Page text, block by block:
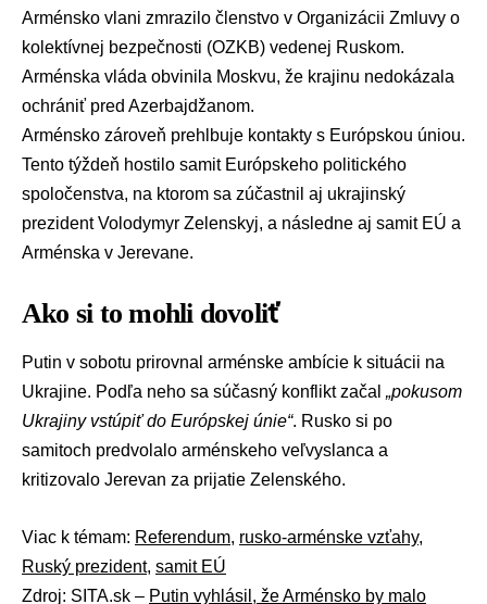
Arménsko vlani zmrazilo členstvo v Organizácii Zmluvy o
kolektívnej bezpečnosti (OZKB) vedenej Ruskom.
Arménska vláda obvinila Moskvu, že krajinu nedokázala
ochrániť pred Azerbajdžanom.
Arménsko zároveň prehlbuje kontakty s Európskou úniou.
Tento týždeň hostilo samit Európskeho politického
spoločenstva, na ktorom sa zúčastnil aj ukrajinský
prezidentVolodymyr Zelenskyj, a následne aj samit EÚ a
Arménska v Jerevane.
Ako si to mohli dovoliť
Putin v sobotu prirovnal arménske ambície k situácii na
Ukrajine. Podľa neho sa súčasný konflikt začal „pokusom
Ukrajiny vstúpiť do Európskej únie“. Rusko si po
samitoch predvolalo arménskeho veľvyslanca a
kritizovalo Jerevan za prijatie Zelenského.
Viac k témam: Referendum, rusko-arménske vzťahy,
Ruský prezident, samit EÚ
Zdroj: SITA.sk – Putin vyhlásil, že Arménsko by malo